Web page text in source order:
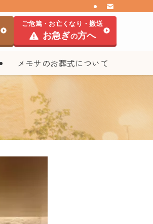
メモサのお葬式について
ご危篤・お亡くなり・搬送
お急ぎの方へ